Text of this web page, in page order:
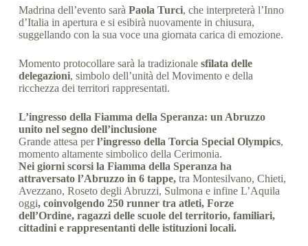
Madrina dell’evento sarà Paola Turci, che interpreterà l’Inno
d’Italia in apertura e si esibirà nuovamente in chiusura,
suggellando con la sua voce una giornata carica di emozione.
Momento protocollare sarà la tradizionale sfilata delle
delegazioni, simbolo dell’unità del Movimento e della
ricchezza dei territori rappresentati.
L’ingresso della Fiamma della Speranza: un Abruzzo
unito nel segno dell’inclusione
Grande attesa perl’ingresso della Torcia Special Olympics,
momento altamente simbolico della Cerimonia.
Nei giorni scorsi la Fiamma della Speranza ha
attraversato l’Abruzzo in 6 tappe, tra Montesilvano, Chieti,
Avezzano, Roseto degli Abruzzi, Sulmona e infine L’Aquila
oggi, coinvolgendo 250 runner tra atleti, Forze
dell’Ordine, ragazzi delle scuole del territorio, familiari,
cittadini e rappresentanti delle istituzioni locali.